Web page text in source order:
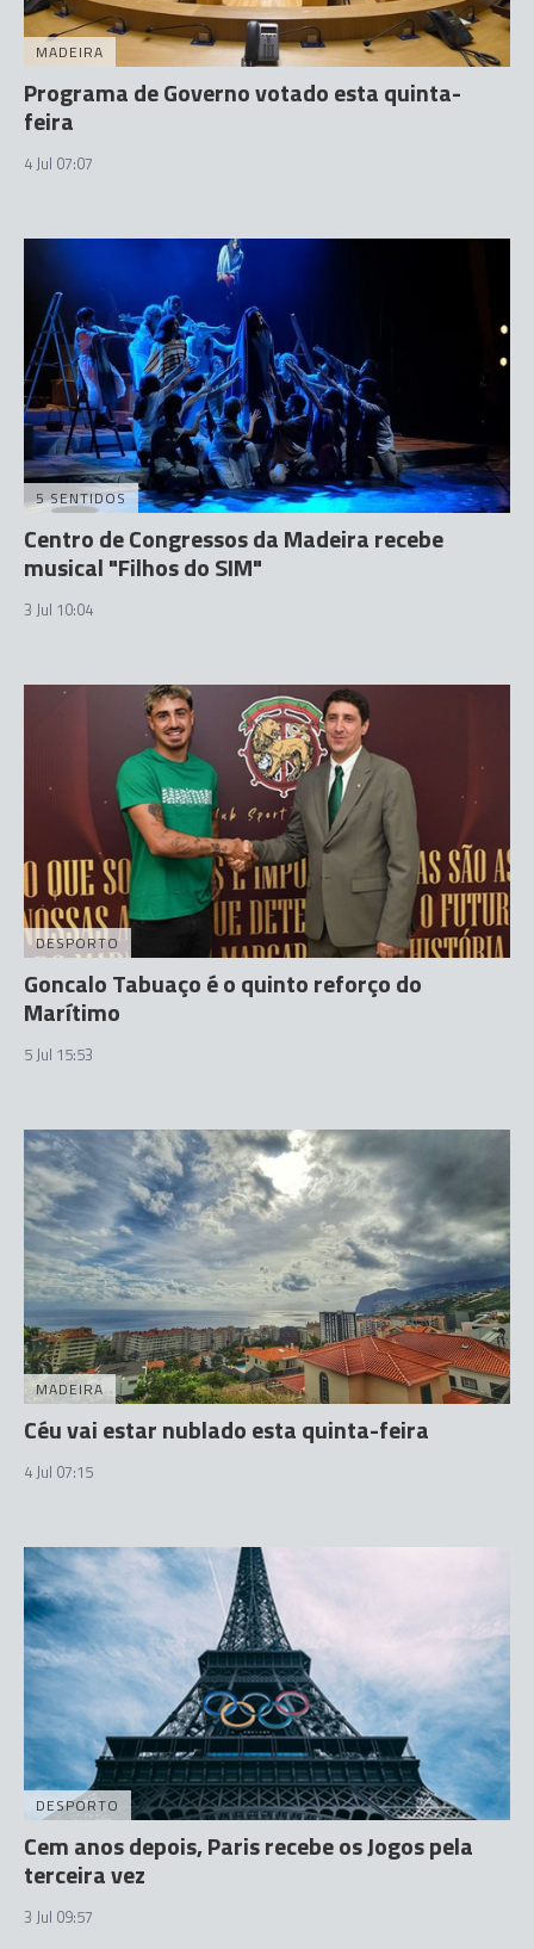
MADEIRA
Programa de Governo votado esta quinta-
feira
4 Jul 07:07
5 SENTIDOS
Centro de Congressos da Madeira recebe
musical "Filhos do SIM"
3 Jul 10:04
DESPORTO
Goncalo Tabuaço é o quinto reforço do
Marítimo
5 Jul 15:53
MADEIRA
Céu vai estar nublado esta quinta-feira
4 Jul 07:15
DESPORTO
Cem anos depois, Paris recebe os Jogos pela
terceira vez
3 Jul 09:57